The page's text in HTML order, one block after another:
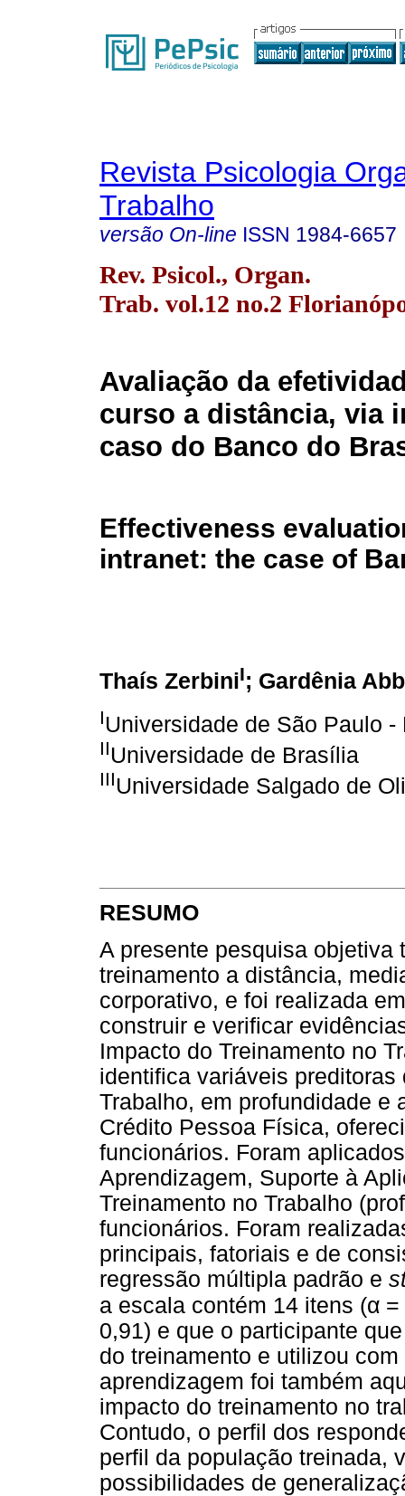
Revista Psicologia
Trabalho
versão On-line ISSN 1984-6657
Rev. Psicol., Organ.
Trab. vol.12 no.2
Avaliação da
curso a distância, via
caso do Banco do
Effectiveness
intranet: the case of
Thaís ZerbiniI; Gardênia
IUniversidade de São Paulo -
IIUniversidade de Brasília
IIIUniversidade Salgado de
RESUMO
A presente pesquisa objetiva
treinamento a distância,
corporativo, e foi realizada
construir e verificar
Impacto do Treinamento no
identifica variáveis
Trabalho, em profundidade e
Crédito Pessoa Física,
funcionários. Foram
Aprendizagem, Suporte à
Treinamento no Trabalho
funcionários. Foram
principais, fatoriais e de
regressão múltipla padrão e
a escala contém 14 itens (α =
0,91) e que o participante
do treinamento e utilizou
aprendizagem foi também
impacto do treinamento no
Contudo, o perfil dos
perfil da população treinada,
possibilidades de